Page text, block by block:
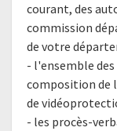
courant, des
commission
de votre
- l'ensemble
composition de
de
- les procès-